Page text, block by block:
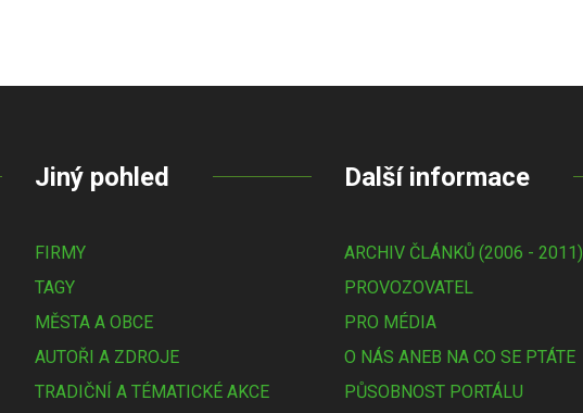
Jiný pohled
FIRMY
TAGY
MĚSTA A OBCE
AUTOŘI A ZDROJE
TRADIČNÍ A TÉMATICKÉ AKCE
Další informace
ARCHIV ČLÁNKŮ (2006 - 2011)
PROVOZOVATEL
PRO MÉDIA
O NÁS ANEB NA CO SE PTÁTE
PŮSOBNOST PORTÁLU